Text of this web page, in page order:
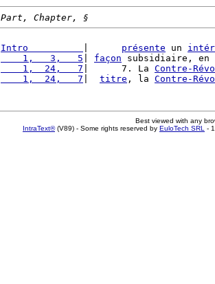
Part, Chapter, §
Intro présente un
    1,   3,   5
façon subsidiaire,
    1,  24,   7
|      7. La Contre-
    1,  24,   7
titre , la Contre-
Best viewed with any
IntraText®(V89) - Some rights reserved by EuloTech SRL -